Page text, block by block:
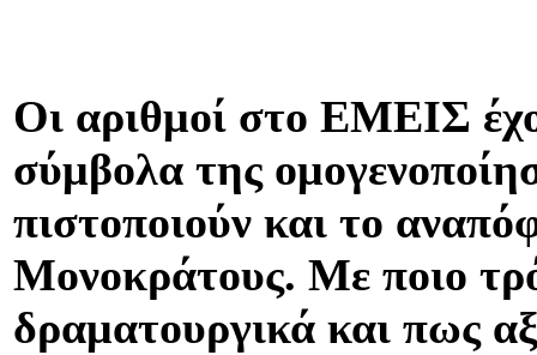
Οι αριθμοί στο ΕΜΕΙΣ
σύμβολα της
πιστοποιούν και το
Μονοκράτους. Με ποιο
δραματουργικά και πως